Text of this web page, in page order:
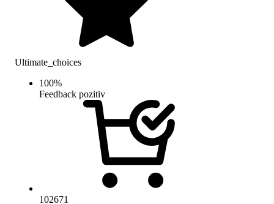
Ultimate_choices
100%
Feedback pozitiv
102671